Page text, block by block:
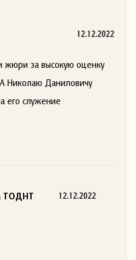
12.12.2022
жюри за высокую оценку
Николаю Даниловичу
его служение
ТОДНТ 12.12.2022